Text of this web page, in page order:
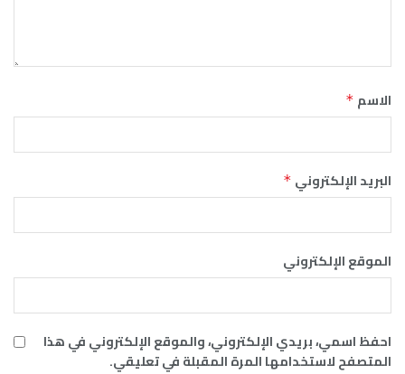
الاسم *
البريد الإلكتروني *
الموقع الإلكتروني
احفظ اسمي، بريدي الإلكتروني، والموقع الإلكتروني في هذا
المتصفح لاستخدامها المرة المقبلة في تعليقي.